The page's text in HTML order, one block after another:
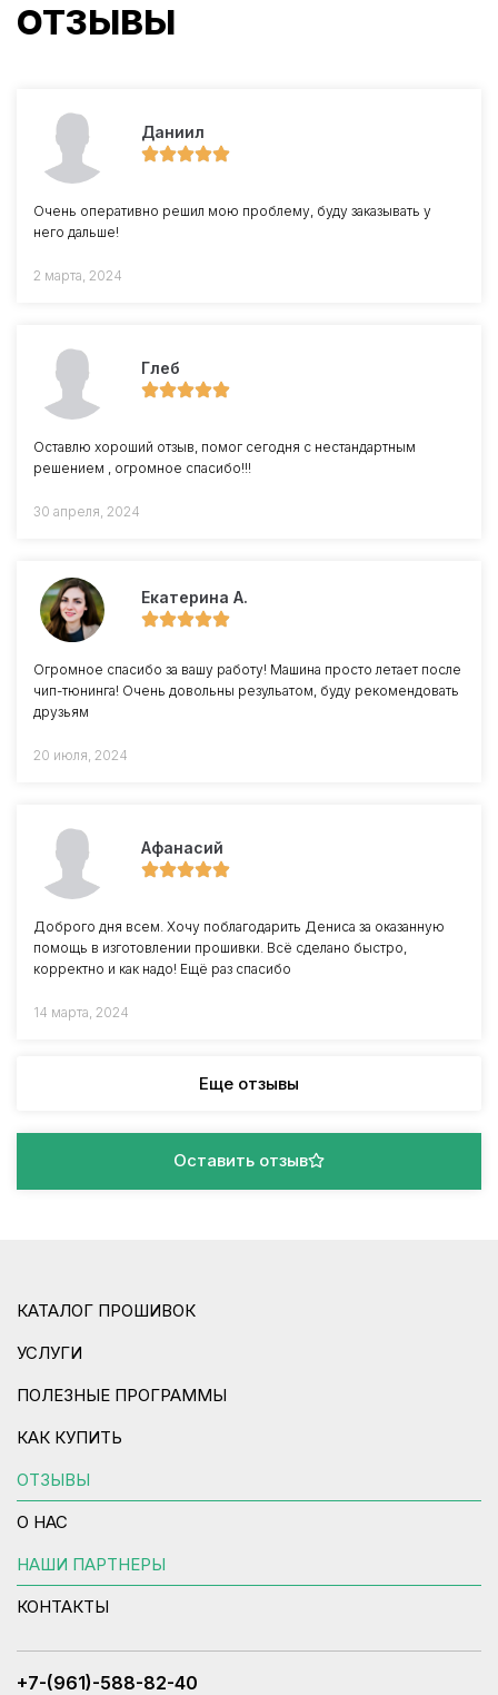
ОТЗЫВЫ
Даниил
Очень оперативно решил мою проблему, буду заказывать у
него дальше!
2 марта, 2024
Глеб
Оставлю хороший отзыв, помог сегодня с нестандартным
решением , огромное спасибо!!!
30 апреля, 2024
Екатерина А.
Огромное спасибо за вашу работу! Машина просто летает после
чип-тюнинга! Очень довольны резульатом, буду рекомендовать
друзьям
20 июля, 2024
Афанасий
Доброго дня всем. Хочу поблагодарить Дениса за оказанную
помощь в изготовлении прошивки. Всё сделано быстро,
корректно и как надо! Ещё раз спасибо
14 марта, 2024
Еще отзывы
Оставить отзыв
КАТАЛОГ ПРОШИВОК
УСЛУГИ
ПОЛЕЗНЫЕ ПРОГРАММЫ
КАК КУПИТЬ
ОТЗЫВЫ
О НАС
НАШИ ПАРТНЕРЫ
КОНТАКТЫ
+7-(961)-588-82-40